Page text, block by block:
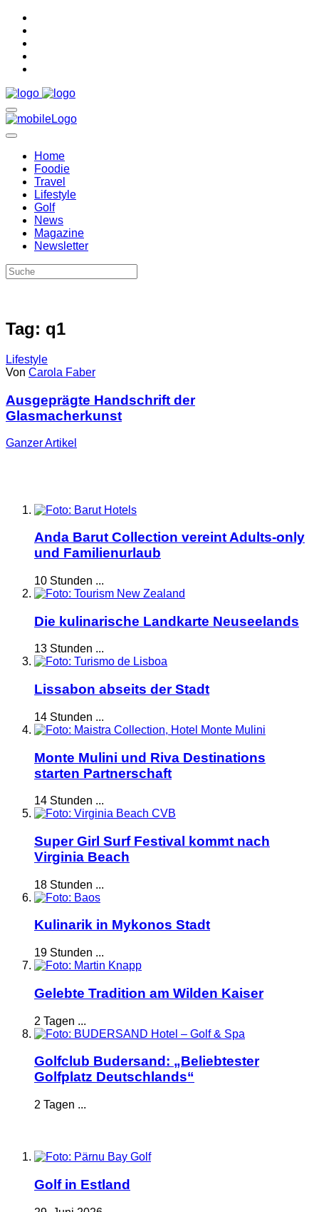
Home
Foodie
Travel
Lifestyle
Golf
News
Magazine
Newsletter
Tag: q1
Lifestyle
Von Carola Faber
Ausgeprägte Handschrift der
Glasmacherkunst
GanzerArtikel
Anda Barut Collection vereint Adults-only
und Familienurlaub
10 Stunden ...
Die kulinarische Landkarte Neuseelands
13 Stunden ...
Lissabon abseits der Stadt
14 Stunden ...
Monte Mulini und Riva Destinations
starten Partnerschaft
14 Stunden ...
Super Girl Surf Festival kommt nach
Virginia Beach
18 Stunden ...
Kulinarik in Mykonos Stadt
19 Stunden ...
Gelebte Tradition am Wilden Kaiser
2 Tagen ...
Golfclub Budersand: „Beliebtester
Golfplatz Deutschlands“
2 Tagen ...
Golf in Estland